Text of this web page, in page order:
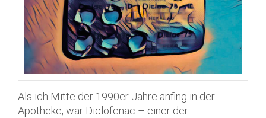
Als ich Mitte der 1990er Jahre anfing in der
Apotheke, war Diclofenac – einer der